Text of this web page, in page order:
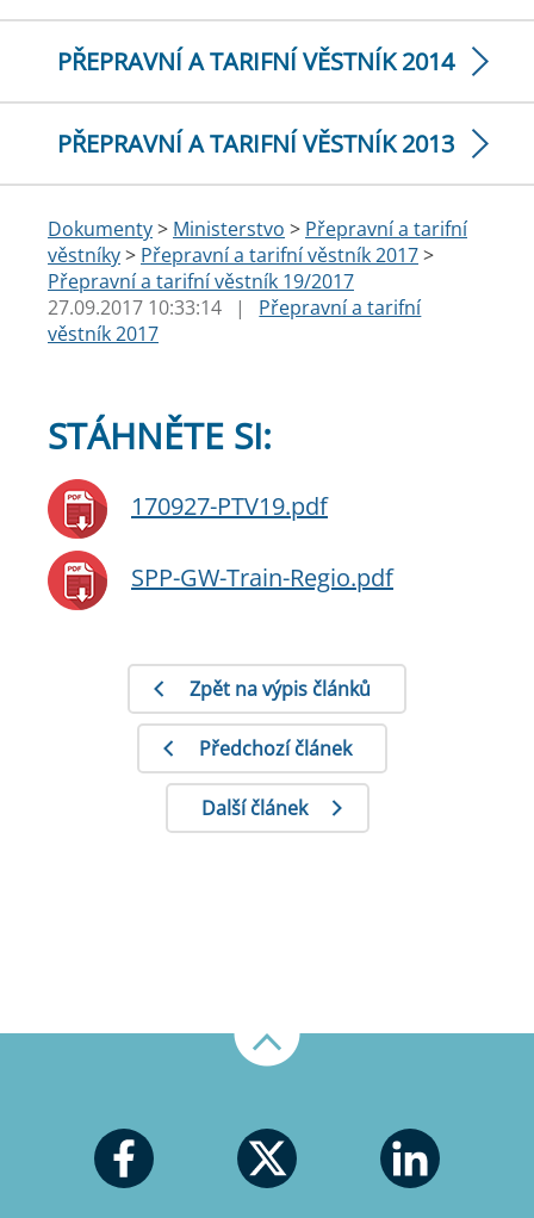
PŘEPRAVNÍ A TARIFNÍ VĚSTNÍK 2014
PŘEPRAVNÍ A TARIFNÍ VĚSTNÍK 2013
Dokumenty> Ministerstvo > Přepravní a tarifní
věstníky> Přepravní a tarifní věstník 2017>
Přepravní a tarifní věstník 19/2017
27.09.2017 10:33:14
|
Přepravní a tarifní
věstník 2017
STÁHNĚTE SI:
170927-PTV19.pdf
SPP-GW-Train-Regio.pdf
Zpět na výpis článků
Předchozí článek
Další článek